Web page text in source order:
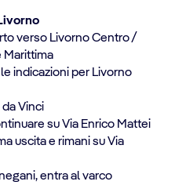
verso Livorno Centro /
Marittima
indicazioni per Livorno
Vinci
su Via Enrico Mattei
uscita e rimani su Via
entra al varco